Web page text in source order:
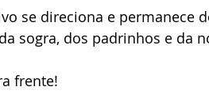
se direciona e permanece
sogra, dos padrinhos e da
frente!